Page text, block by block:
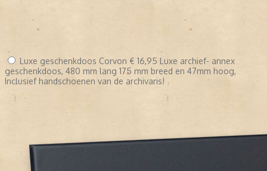
Luxe geschenkdoos Corvon € 16,95 Luxe archief- annex
geschenkdoos, 480 mm lang 175 mm breed en 47mm hoog,
Inclusief handschoenen van de archivaris!